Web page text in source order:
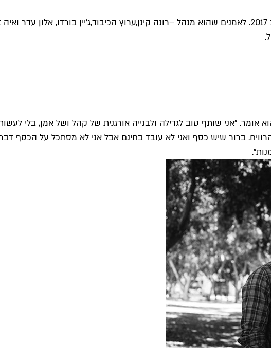
רונה קינן,ערוץ הכיבוד,ג'יין בורדו, אלון עדר
אומר. "אני שותף טוב לגדילה ולבנייה אורגנית של קהל ושל אמן, בלי
ברור שיש כסף ואני לא עובד בחינם אבל אני לא מסתכל על הכסף